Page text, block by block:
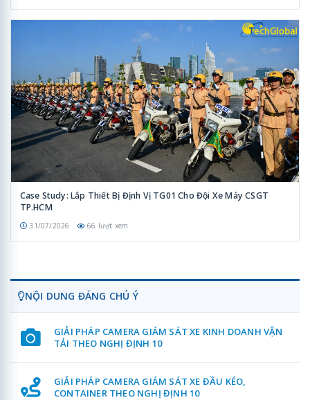
Case Study: Lắp Thiết Bị Định Vị TG01 Cho Đội Xe Máy CSGT
TP.HCM
31/07/2026 66 lượt xem
NỘI DUNG ĐÁNG CHÚ Ý
GIẢI PHÁP CAMERA GIÁM SÁT XE KINH DOANH VẬN
TẢI THEO NGHỊ ĐỊNH 10
GIẢI PHÁP CAMERA GIÁM SÁT XE ĐẦU KÉO,
CONTAINER THEO NGHỊ ĐỊNH 10